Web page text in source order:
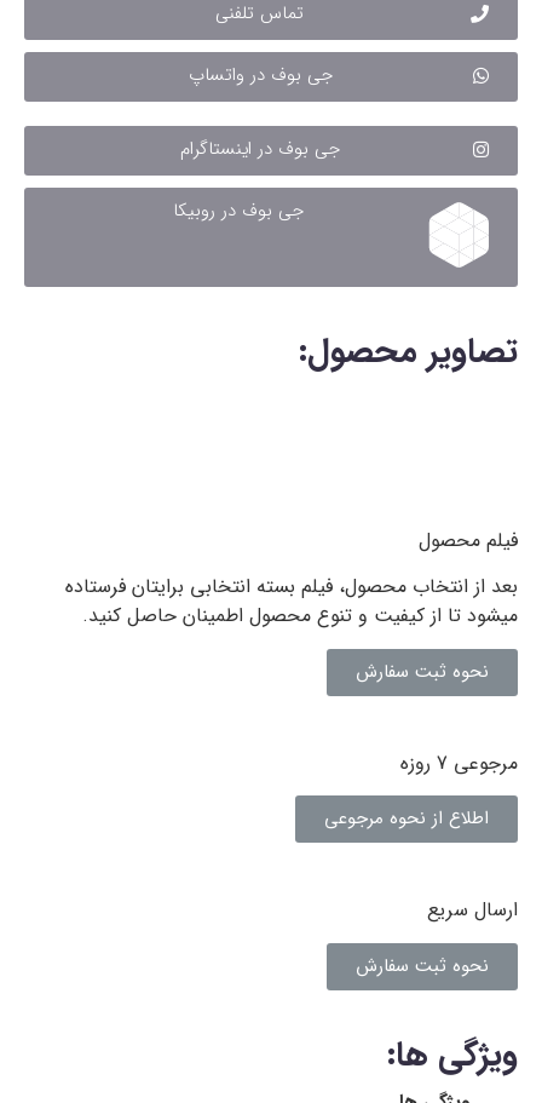
تماس تلفنی
جی بوف در واتساپ
جی بوف در اینستاگرام
جی بوف در روبیکا
تصاویر محصول:
فیلم محصول
بعد از انتخاب محصول، فیلم بسته انتخابی برایتان فرستاده
میشود تا از کیفیت و تنوع محصول اطمینان حاصل کنید.
نحوه ثبت سفارش
مرجوعی 7 روزه
اطلاع از نحوه مرجوعی
ارسال سریع
نحوه ثبت سفارش
ویژگی ها: